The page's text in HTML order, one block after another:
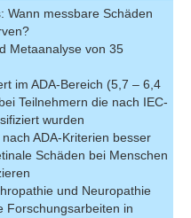
Wann messbare Schäden
Metaanalyse von 35
im ADA-Bereich (5,7 – 6,4
Teilnehmern die nach IEC-
wurden
ADA-Kriterien besser
Schäden bei Menschen
und Neuropathie
Forschungsarbeiten in